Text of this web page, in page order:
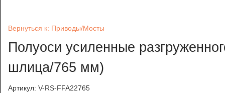
Вернуться к: Приводы/Мосты
Полуоси усиленные
шлица/765 мм)
Артикул: V-RS-FFA22765